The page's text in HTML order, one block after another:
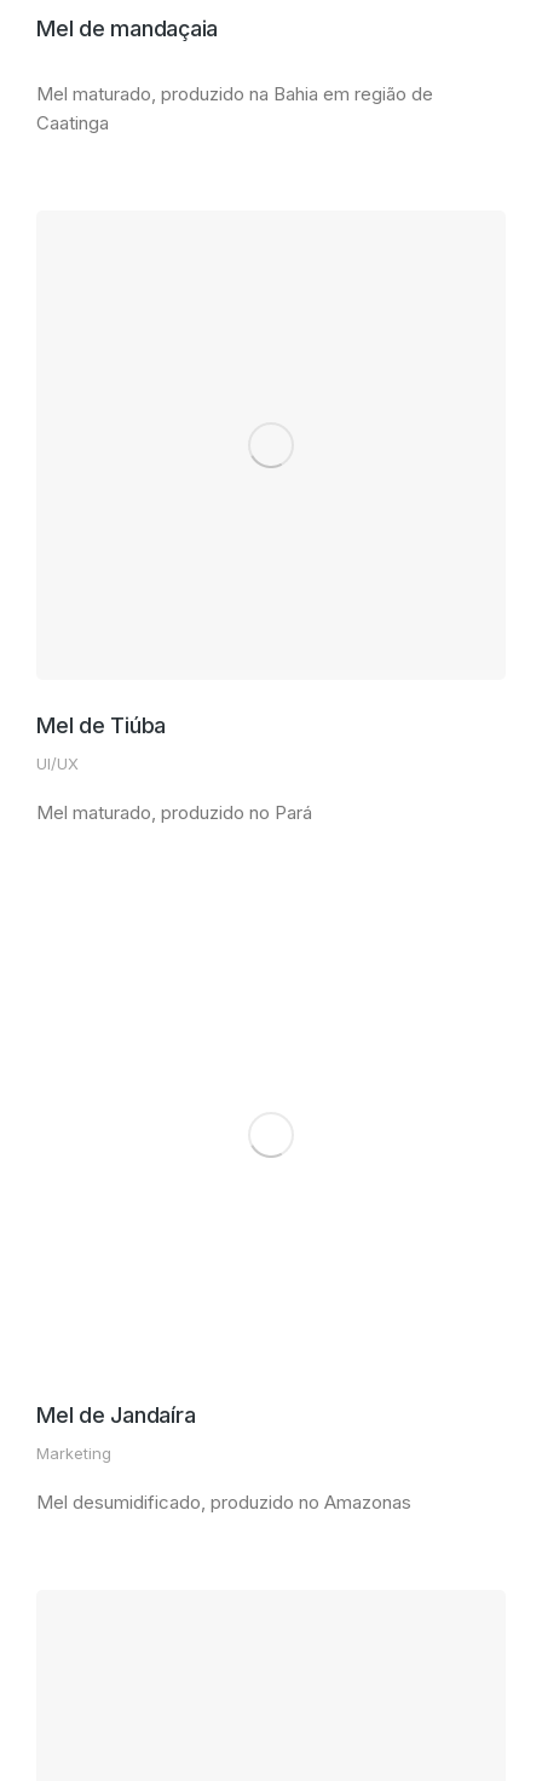
Mel de mandaçaia
Mel maturado, produzido na Bahia em região de
Caatinga
Mel de Tiúba
UI/UX
Mel maturado, produzido no Pará
Mel de Jandaíra
Marketing
Mel desumidificado, produzido no Amazonas